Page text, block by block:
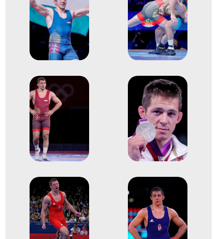
2014
2014. ápr.
Finnország
kötöttfogású Európa-
bajnokság
Kötöttfogású 71kg
2021
2021. ápr.
Lengyelország